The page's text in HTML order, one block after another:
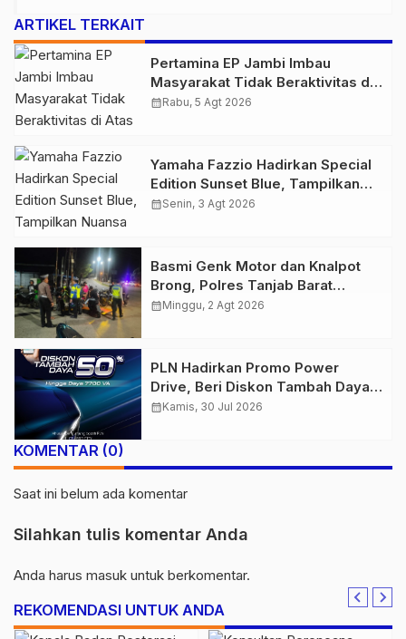
ARTIKEL TERKAIT
Pertamina EP Jambi Imbau
Masyarakat Tidak Beraktivitas di
Atas Jalur Pipa Migas Demi
calendar_monthRabu, 5 Agt 2026
Yamaha Fazzio Hadirkan Special
Edition Sunset Blue, Tampilkan
Nuansa Retro Summer yang
calendar_monthSenin, 3 Agt 2026
Basmi Genk Motor dan Knalpot
Brong, Polres Tanjab Barat
Amankan Belasan Kendaraan
calendar_monthMinggu, 2 Agt 2026
PLN Hadirkan Promo Power
Drive, Beri Diskon Tambah Daya
50% di Ajang GIIAS 2026
calendar_monthKamis, 30 Jul 2026
KOMENTAR (0)
Saat ini belum ada komentar
Silahkan tulis komentar Anda
Anda harus masuk untuk berkomentar.
REKOMENDASI UNTUK ANDA